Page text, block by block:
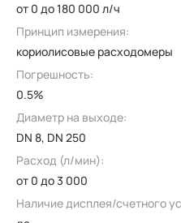
от 0 до 180 000 л/ч
Принцип измерения:
кориолисовые расходомеры
Погрешность:
0.5%
Диаметр на выходе:
DN 8, DN 250
Расход (л/мин):
от 0 до 3 000
Наличие дисплея/счетного